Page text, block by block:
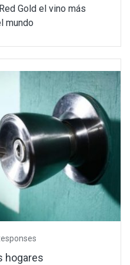
Gold el vino más
mundo
hogares